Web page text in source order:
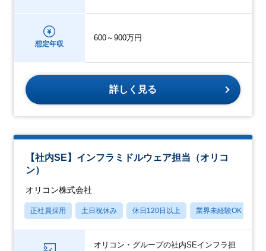
想定年収
600～900万円
詳しく見る
【社内SE】インフラミドルウェア担当（オリコ
ン）
オリコン株式会社
正社員採用 土日祝休み 休日120日以上 業界未経験OK
オリコン・グループの社内SEインフラ担